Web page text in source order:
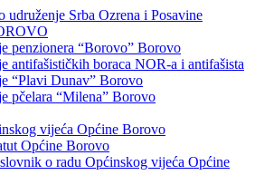
udruženje Srba Ozrena i Posavine
penzionera “Borovo” Borovo
antifašističkih boraca NOR-a i antifašista
“Plavi Dunav” Borovo
pčelara “Milena” Borovo
vijeća Općine Borovo
Općine Borovo
o radu Općinskog vijeća Općine